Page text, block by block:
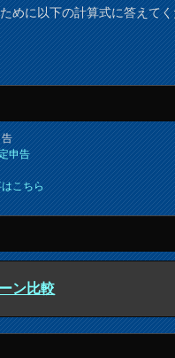
めに以下の計算式に答えて
告
申告
こちら
ン比較